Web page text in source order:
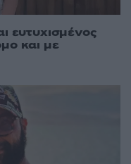
ευτυχισμένος
και με